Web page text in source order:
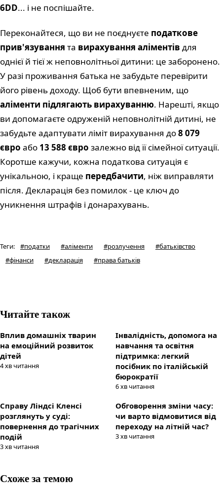
6DD... і не поспішайте.
Переконайтеся, що ви не поєднуєте податкове
прив'язування та вирахування аліментів для
однієї й тієї ж неповнолітньої дитини: це заборонено.
У разі проживання батька не забудьте перевірити
його рівень доходу. Щоб бути впевненим, що
аліменти підлягають вирахуванню. Нарешті, якщо
ви допомагаєте одруженій неповнолітній дитині, не
забудьте адаптувати ліміт вирахування до8 079
євро або 13 588 євро залежно від її сімейної ситуації.
Коротше кажучи, кожна податкова ситуація є
унікальною, і краще передбачити, ніж виправляти
після. Декларація без помилок - це ключ до
уникнення штрафів і донарахувань.
Теги: #податки #аліменти #розлучення #батьківство
#фінанси #декларація #права батьків
Читайте також
Вплив домашніх тварин
на емоційний розвиток
дітей
4хв читання
Інвалідність, допомога на
навчання та освітня
підтримка: легкий
посібник по італійській
бюрократії
6хв читання
Справу Ліндсі Кленсі
розглянуть у суді:
повернення до трагічних
подій
3хв читання
Обговорення зміни часу:
чи варто відмовитися від
переходу на літній час?
3хв читання
Схоже за темою